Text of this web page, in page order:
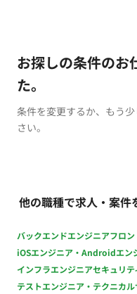
お探しの条件のお
た。
条件を変更するか、もう
さい。
他の職種で求人・案件
バックエンドエンジニアフロ
iOSエンジニア・Androidエン
インフラエンジニアセキュリ
テストエンジニア・テクニカ